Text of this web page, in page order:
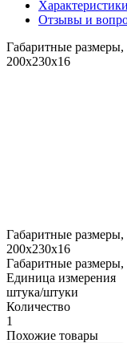
Характеристики
Отзывы и
Габаритные
200х230х16
Габаритные
200х230х16
Габаритные
Единица измерения
штука/штуки
Количество
1
Похожие товары